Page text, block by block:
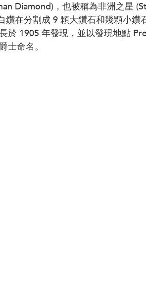
Diamond)，也被稱為非洲之星
鑽在分割成 9 顆大鑽石和幾顆小鑽
於 1905 年發現，並以發現地點
士命名。